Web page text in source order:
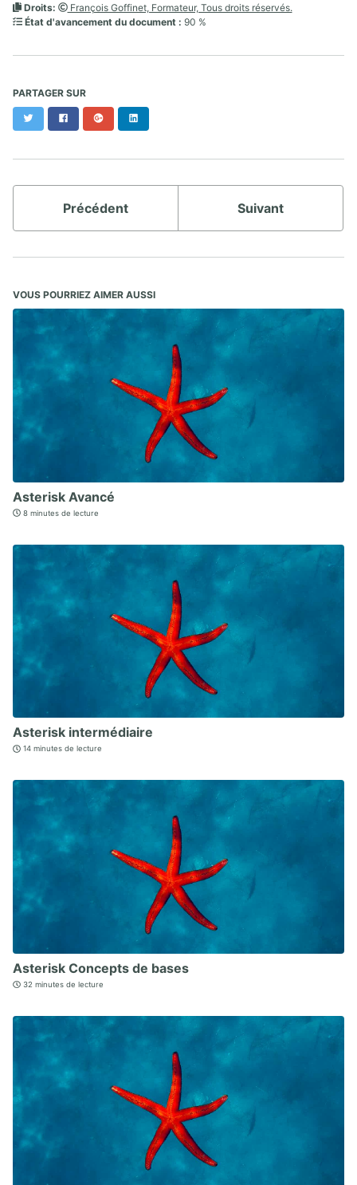
Droits:
François Goffinet, Formateur, Tous droits réservés.
État d'avancement du document : 90 %
PARTAGER SUR
Twitter FacebookGoogle+
Précédent Suivant
VOUS POURRIEZ AIMER AUSSI
Asterisk Avancé
8 minutes de lecture
Asterisk intermédiaire
14 minutes de lecture
Asterisk Concepts de bases
32 minutes de lecture